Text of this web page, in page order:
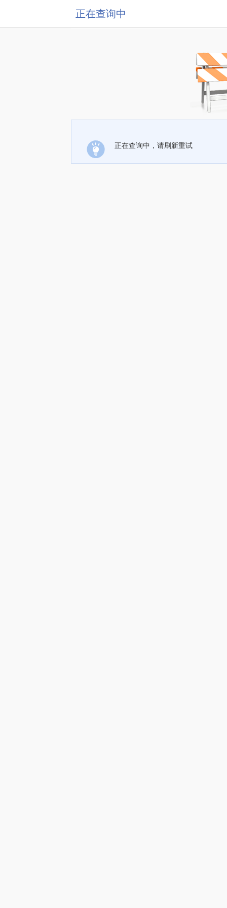
正在查询中
正在查询中，请刷新重试